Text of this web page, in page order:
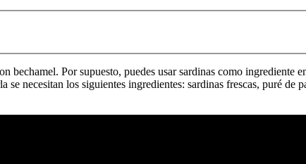
bechamel. Por supuesto, puedes usar sardinas como ingrediente
necesitan los siguientes ingredientes: sardinas frescas, puré de